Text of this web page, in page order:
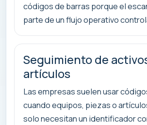
códigos de barras porque el
parte de un flujo operativo
Seguimiento de
artículos
Las empresas suelen usar
cuando equipos, piezas o
solo necesitan un identificador